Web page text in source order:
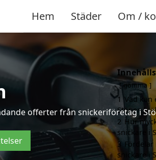
Hem Städer Om /
offerter från snickeriföretag i
gömma
1 Vad kan
Stöpen
2 Hur
snickare i
3 Fördelar
snickare i